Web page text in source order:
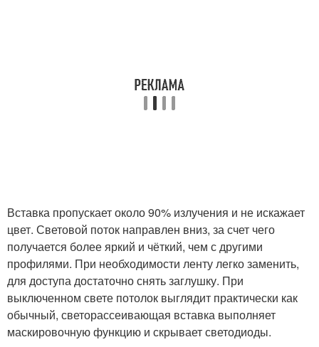
Вставка пропускает около 90% излучения и не искажает
цвет. Световой поток направлен вниз, за счет чего
получается более яркий и чёткий, чем с другими
профилями. При необходимости ленту легко заменить,
для доступа достаточно снять заглушку. При
выключенном свете потолок выглядит практически как
обычный, светорассеивающая вставка выполняет
маскировочную функцию и скрывает светодиоды.